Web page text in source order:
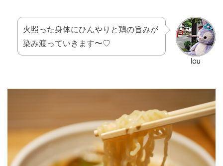
火照った身体にひんやりと鶏の旨みが
染み渡っていきます〜♡